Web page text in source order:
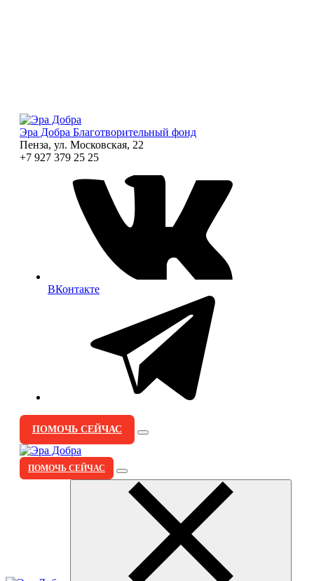
Эра Добра Благотворительный фонд
Пенза, ул. Московская, 22
+7 927 379 25 25
ВКонтакте
ПОМОЧЬ СЕЙЧАС
ПОМОЧЬ СЕЙЧАС